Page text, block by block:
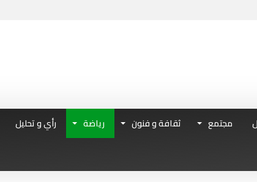
مجتمع ثقافة و فنون رياضة
رأي و تحليل